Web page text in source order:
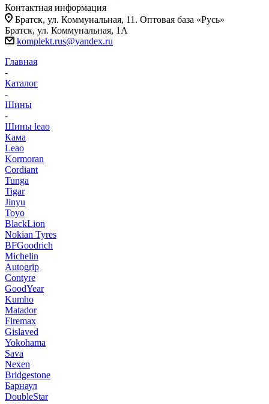
Контактная информация
Братск, ул. Коммунальная, 11. Оптовая база «Русь»
Братск, ул. Коммунальная, 1А
komplekt.rus@yandex.ru
Главная
-
Каталог
-
Шины
-
Шины leao
Кама
Leao
Kormoran
Cordiant
Tunga
Tigar
Jinyu
Toyo
BlackLion
Nokian Tyres
BFGoodrich
Michelin
Autogrip
Contyre
GoodYear
Kumho
Matador
Firemax
Gislaved
Yokohama
Sava
Nexen
Bridgestone
Барнаул
DoubleStar